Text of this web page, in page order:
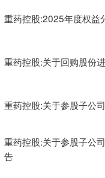
重药控股:2025年度权益
重药控股:关于回购股份
重药控股:关于参股子公
重药控股:关于参股子公
告